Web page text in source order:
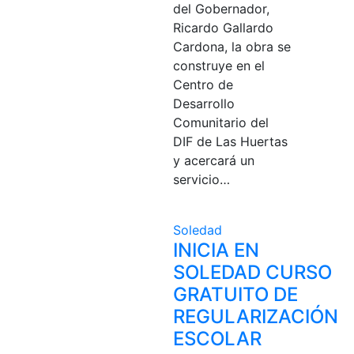
del Gobernador,
Ricardo Gallardo
Cardona, la obra se
construye en el
Centro de
Desarrollo
Comunitario del
DIF de Las Huertas
y acercará un
servicio…
Soledad
INICIA EN
SOLEDAD CURSO
GRATUITO DE
REGULARIZACIÓN
ESCOLAR